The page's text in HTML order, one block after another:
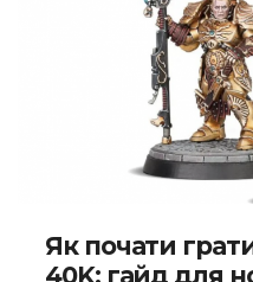
Як почати
40K: гайд для